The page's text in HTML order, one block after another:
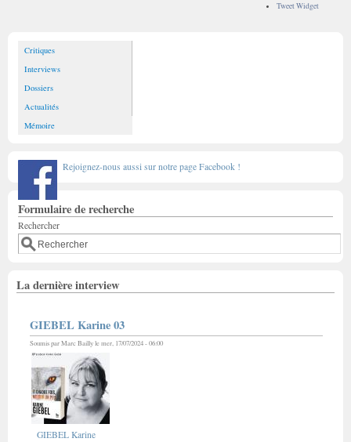
Tweet Widget
Critiques
Interviews
Dossiers
Actualités
Mémoire
Rejoignez-nous aussi sur notre page Facebook !
Formulaire de recherche
Rechercher
La dernière interview
GIEBEL Karine 03
Soumis parMarc Baillyle mer, 17/07/2024 - 06:00
GIEBEL Karine